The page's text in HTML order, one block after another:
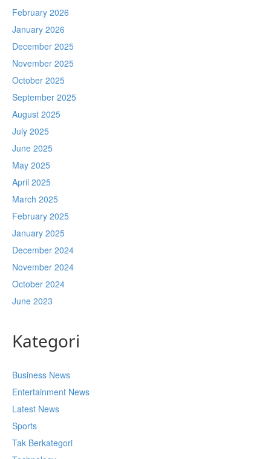
February 2026
January 2026
December 2025
November 2025
October 2025
September 2025
August 2025
July 2025
June 2025
May 2025
April 2025
March 2025
February 2025
January 2025
December 2024
November 2024
October 2024
June 2023
Kategori
Business News
Entertainment News
Latest News
Sports
Tak Berkategori